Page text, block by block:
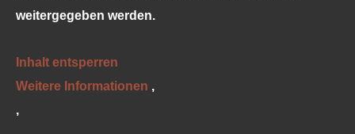
weitergegeben werden.
Inhalt entsperren
Weitere Informationen ‚
‚